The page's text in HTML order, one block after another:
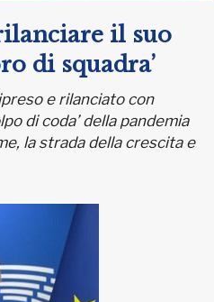
il suo
di squadra’
e rilanciato con
di coda’ della pandemia
la strada della crescita e